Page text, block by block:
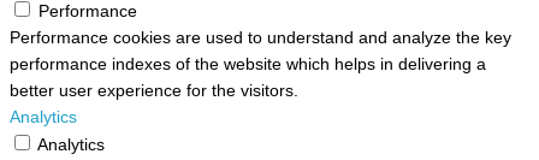
Performance
Performance cookies are used to understand and analyze the key
performance indexes of the website which helps in delivering a
better user experience for the visitors.
Analytics
Analytics